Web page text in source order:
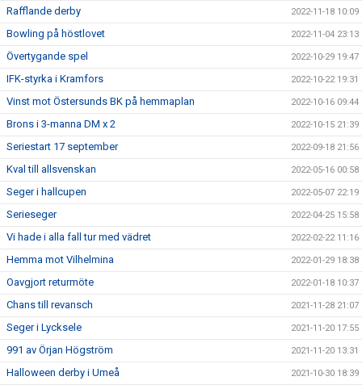
Rafflande derby 2022-11-18 10:09
Bowling på höstlovet 2022-11-04 23:13
Övertygande spel 2022-10-29 19:47
IFK-styrka i Kramfors 2022-10-22 19:31
Vinst mot Östersunds BK på hemmaplan 2022-10-16 09:44
Brons i 3-manna DM x 2 2022-10-15 21:39
Seriestart 17 september 2022-09-18 21:56
Kval till allsvenskan 2022-05-16 00:58
Seger i hallcupen 2022-05-07 22:19
Serieseger 2022-04-25 15:58
Vi hade i alla fall tur med vädret 2022-02-22 11:16
Hemma mot Vilhelmina 2022-01-29 18:38
Oavgjort returmöte 2022-01-18 10:37
Chans till revansch 2021-11-28 21:07
Seger i Lycksele 2021-11-20 17:55
991 av Örjan Högström 2021-11-20 13:31
Halloween derby i Umeå 2021-10-30 18:39